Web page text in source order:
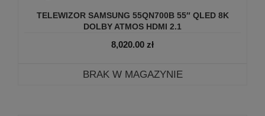
TELEWIZOR SAMSUNG 55QN700B 55″ QLED 8K
DOLBY ATMOS HDMI 2.1
8,020.00 zł
BRAK W MAGAZYNIE